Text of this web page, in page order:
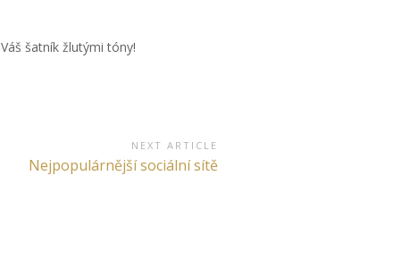
šatník žlutými tóny!
NEXT ARTICLE
Next
Nejpopulárnější sociální sítě